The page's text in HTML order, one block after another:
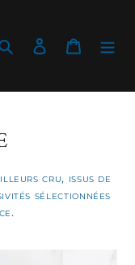
RechercherSe connecter
Panier
cru, issus de
sélectionnées